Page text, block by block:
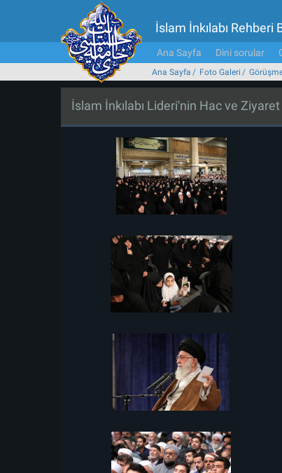
İslam İnkılabı Rehberi
Ana Sayfa Dini sorular
Ana Sayfa Foto Galeri
İslam İnkılabı Lideri'nin Hac ve